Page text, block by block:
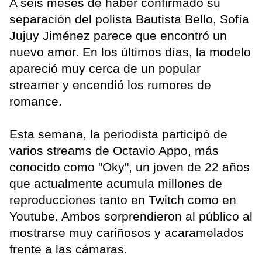
A seis meses de haber confirmado su
separación del polista Bautista Bello, Sofía
Jujuy Jiménez parece que encontró un
nuevo amor. En los últimos días, la modelo
apareció muy cerca de un popular
streamer y encendió los rumores de
romance.
Esta semana, la periodista participó de
varios streams de Octavio Appo, más
conocido como "Oky", un joven de 22 años
que actualmente acumula millones de
reproducciones tanto en Twitch como en
Youtube. Ambos sorprendieron al público al
mostrarse muy cariñosos y acaramelados
frente a las cámaras.